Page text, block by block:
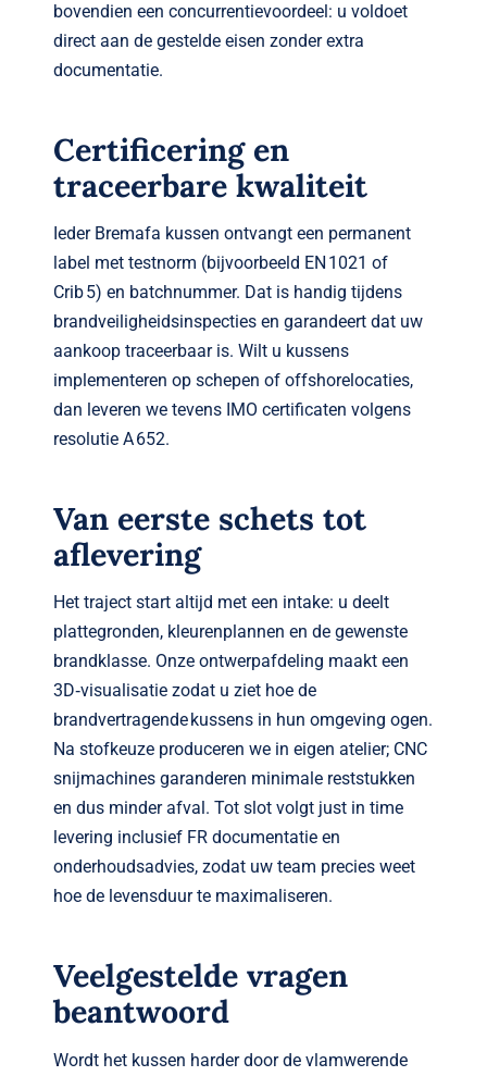
bovendien een concurrentievoordeel: u voldoet
direct aan de gestelde eisen zonder extra
documentatie.
Certificering en
traceerbare kwaliteit
Ieder Bremafa kussen ontvangt een permanent
label met testnorm (bijvoorbeeld EN 1021 of
Crib 5) en batchnummer. Dat is handig tijdens
brandveiligheids­inspecties en garandeert dat uw
aankoop traceerbaar is. Wilt u kussens
implementeren op schepen of offshorelocaties,
dan leveren we tevens IMO certificaten volgens
resolutie A 652.
Van eerste schets tot
aflevering
Het traject start altijd met een intake: u deelt
plattegronden, kleurenplannen en de gewenste
brandklasse. Onze ontwerpafdeling maakt een
3D‑visualisatie zodat u ziet hoe de
brandvertragende kussens in hun omgeving ogen.
Na stofkeuze produceren we in eigen atelier; CNC
snijmachines garanderen minimale reststukken
en dus minder afval. Tot slot volgt just in time
levering inclusief FR documentatie en
onderhoudsadvies, zodat uw team precies weet
hoe de levensduur te maximaliseren.
Veelgestelde vragen
beantwoord
Wordt het kussen harder door de vlamwerende